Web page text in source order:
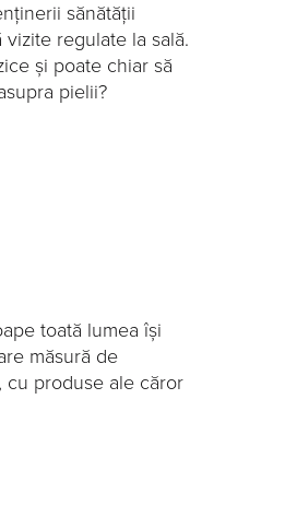
sănătății
regulate la sală.
și poate chiar să
pielii?
toată lumea își
măsură de
produse ale căror